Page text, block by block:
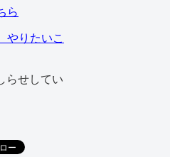
ら
りたいこ
らせしてい